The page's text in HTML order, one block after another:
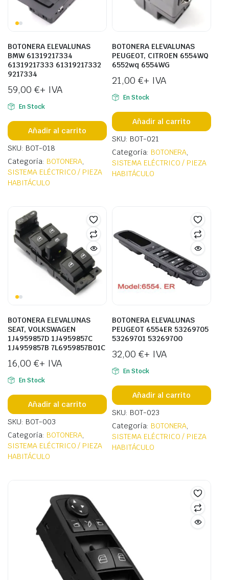
BOTONERA ELEVALUNAS
BMW 61319217334
61319217333 61319217332
9217334
59,00 €+ IVA
En Stock
Añadir al carrito
SKU: BOT-018
Categoría: BOTONERA,
SISTEMA ELÉCTRICO / PIEZA
HABITÁCULO
BOTONERA ELEVALUNAS
PEUGEOT, CITROEN 6554WQ
6552wq 6554WG
21,00 €+ IVA
En Stock
Añadir al carrito
SKU: BOT-021
Categoría: BOTONERA,
SISTEMA ELÉCTRICO / PIEZA
HABITÁCULO
BOTONERA ELEVALUNAS
SEAT, VOLKSWAGEN
1J4959857D 1J4959857C
1J4959857B 7L6959857B01C
16,00 €+ IVA
En Stock
Añadir al carrito
SKU: BOT-003
Categoría: BOTONERA,
SISTEMA ELÉCTRICO / PIEZA
HABITÁCULO
BOTONERA ELEVALUNAS
PEUGEOT 6554ER 53269705
53269701 53269700
32,00 €+ IVA
En Stock
Añadir al carrito
SKU: BOT-023
Categoría: BOTONERA,
SISTEMA ELÉCTRICO / PIEZA
HABITÁCULO